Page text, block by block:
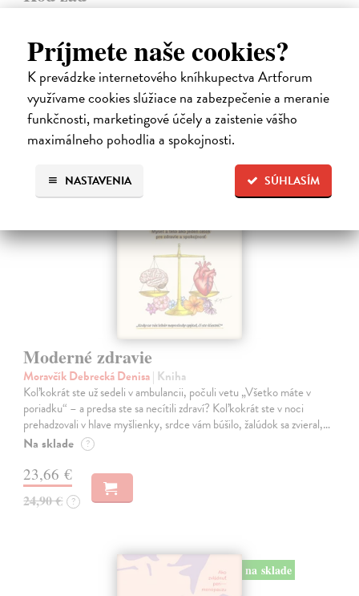
Príjmete naše cookies?
K prevádzke internetového kníhkupectva Artforum
využívame cookies slúžiace na zabezpečenie a meranie
funkčnosti, marketingové účely a zaistenie vášho
maximálneho pohodlia a spokojnosti.
SÚHLASÍM
NASTAVENIA
Do 4 dní
17,96 €
19,95 € ?
na sklade
Moderné zdravie
Moravčík Debrecká Denisa| Kniha
Koľkokrát ste už sedeli v ambulancii, počuli vetu „Všetko máte v
poriadku“ – a predsa ste sa necítili zdraví? Koľkokrát ste v noci
prehadzovali v hlave myšlienky, srdce vám búšilo, žalúdok sa zvieral,…
Na sklade ?
23,66 €
24,90 € ?
na sklade